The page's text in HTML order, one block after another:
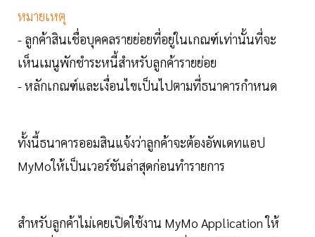
หมายเหตุ
- ลูกค้าสินเชื่อบุคคลรายย่อยที่อยู่ในเกณฑ์เท่านั้นที่จะ
เห็นเมนูพักชำระหนี้สำหรับลูกค้ารายย่อย
- หลักเกณฑ์และเงื่อนไขเป็นไปตามที่ธนาคารกำหนด
ทั้งนี้ธนาคารออมสินแจ้งว่าลูกค้าจะต้องอัพเดทแอป
MyMoให้เป็นเวอร์ชันล่าสุดก่อนทำรายการ
สำหรับลูกค้าไม่เคยเปิดใช้งาน MyMo Application ให้